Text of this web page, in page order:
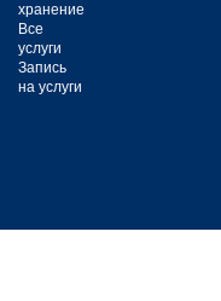
хранение
Все
услуги
Запись
на услуги